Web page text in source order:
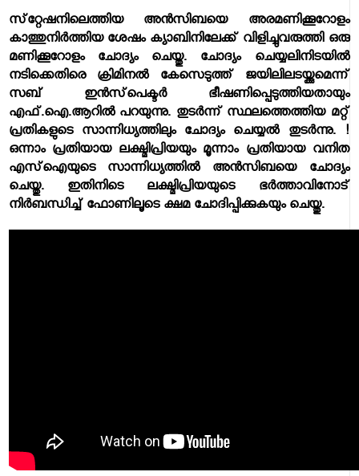
സ്‌റ്റേഷനിലെത്തിയ അന്‍സിബയെ അരമണിക്കൂറോളം
കാത്തുനിര്‍ത്തിയ ശേഷം ക്യാബിനിലേക്ക് വിളിച്ചുവരുത്തി ഒരു
മണിക്കൂറോളം ചോദ്യം ചെയ്തു. ചോദ്യം ചെയ്യലിനിടയില്‍
നടിക്കെതിരെ ക്രിമിനല്‍ കേസെടുത്ത് ജയിലിലടയ്ക്കുമെന്ന്
സബ് ഇന്‍സ്‌പെക്ടര്‍ ഭീഷണിപ്പെടുത്തിയതായും
എഫ്.ഐ.ആറില്‍ പറയുന്നു. തുടര്‍ന്ന് സ്ഥലത്തെത്തിയ മറ്റ്
പ്രതികളുടെ സാന്നിധ്യത്തിലും ചോദ്യം ചെയ്യല്‍ തുടര്‍ന്നു. !
ഒന്നാം പ്രതിയായ ലക്ഷ്മിപ്രിയയും മൂന്നാം പ്രതിയായ വനിത
എസ്‌ഐയുടെ സാന്നിധ്യത്തില്‍ അന്‍സിബയെ ചോദ്യം
ചെയ്തു. ഇതിനിടെ ലക്ഷ്മിപ്രിയയുടെ ഭര്‍ത്താവിനോട്
നിര്‍ബന്ധിച്ച് ഫോണിലൂടെ ക്ഷമ ചോദിപ്പിക്കുകയും ചെയ്തു.